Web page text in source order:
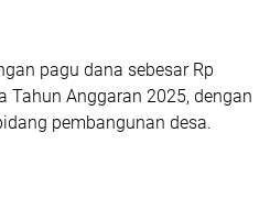
pagu dana sebesar Rp
Tahun Anggaran 2025, dengan
pembangunan desa.